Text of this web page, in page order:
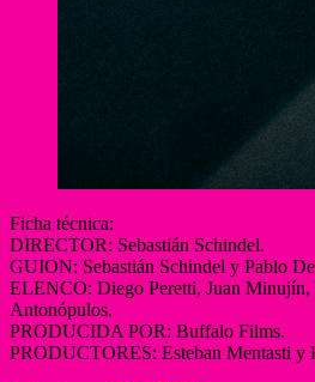
Ficha técnica:
DIRECTOR: Sebastián Schindel.
GUION: Sebastián Schindel y Pablo
ELENCO: Diego Peretti, Juan Minujín,
Antonópulos.
PRODUCIDA POR: Buffalo Films.
PRODUCTORES: Esteban Mentasti y